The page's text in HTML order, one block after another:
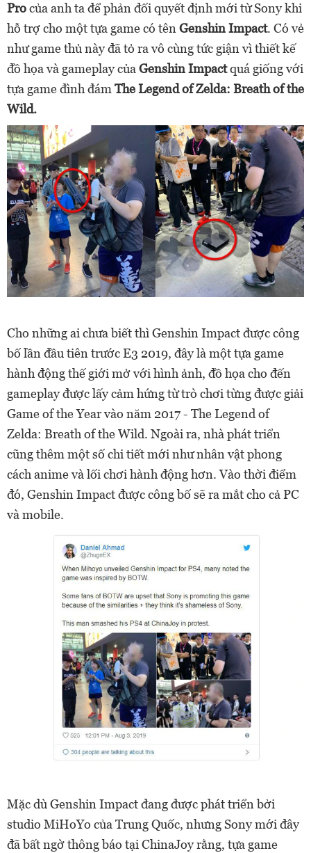
Procủa anh ta để phản đối quyết định mới từ Sony khi
hỗ trợ cho một tựa game có tên Genshin Impact. Có vẻ
như game thủ này đã tỏ ra vô cùng tức giận vì thiết kế
đồ họa và gameplay của Genshin Impactquá giống với
tựa game đình đám The Legend of Zelda: Breath of the
Wild.
Cho những ai chưa biết thì Genshin Impact được công
bố lần đầu tiên trước E3 2019, đây là một tựa game
hành động thế giới mở với hình ảnh, đồ họa cho đến
gameplay được lấy cảm hứng từ trò chơi từng được giải
Game of the Year vào năm 2017 - The Legend of
Zelda: Breath of the Wild. Ngoài ra, nhà phát triển
cũng thêm một số chi tiết mới như nhân vật phong
cách anime và lối chơi hành động hơn. Vào thời điểm
đó, Genshin Impact được công bố sẽ ra mắt cho cả PC
và mobile.
Mặc dù Genshin Impact đang được phát triển bởi
studio MiHoYo của Trung Quốc, nhưng Sony mới đây
đã bất ngờ thông báo tại ChinaJoy rằng, tựa game